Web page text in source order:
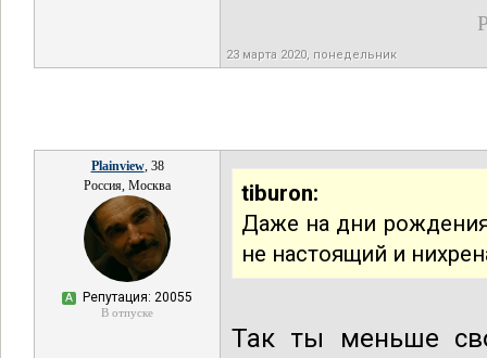
23 марта 2020, понедельник
Plainview, 38
Россия, Москва
А Репутация: 20055
В отпуске
tiburon:
Даже на дни
не настоящий и
Так ты меньше